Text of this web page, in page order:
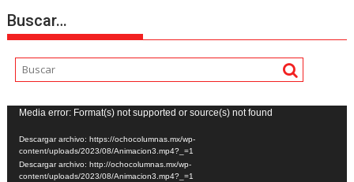
Buscar…
Reproductor
de
vídeo
Media error: Format(s) not supported or source(s) not found
Descargar archivo: https://ochocolumnas.mx/wp-
content/uploads/2023/08/Animacion3.mp4?_=1
Descargar archivo: http://ochocolumnas.mx/wp-
content/uploads/2023/08/Animacion3.mp4?_=1